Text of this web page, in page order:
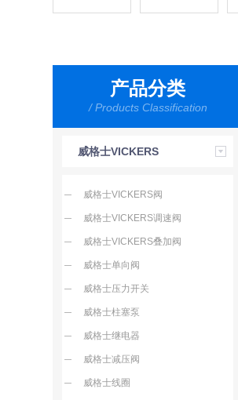
产品分类
/ Products Classification
威格士VICKERS
威格士VICKERS阀
威格士VICKERS调速阀
威格士VICKERS叠加阀
威格士单向阀
威格士压力开关
威格士柱塞泵
威格士继电器
威格士减压阀
威格士线圈